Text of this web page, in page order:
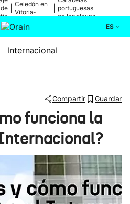
Celedón en
Vitoria-
portuguesas
en las playas
ES
Actualidad
Ikusmiran
Eguraldia
Internacional
Compartir Guardar
funciona la